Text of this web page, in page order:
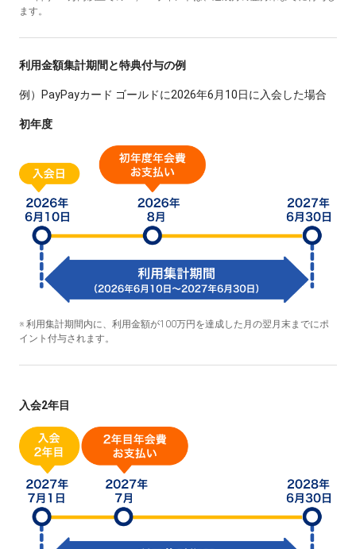
ます。
利用金額集計期間と特典付与の例
例）PayPayカード ゴールドに2026年6月10日に入会した場合
️初年度
※ 利用集計期間内に、利用金額が100万円を達成した月の翌月末までにポ
イント付与されます。
入会2年目